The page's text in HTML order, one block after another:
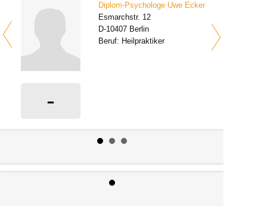
-
Diplom-Psychologe Uwe Ecker
Esmarchstr. 12
D-10407 Berlin
Beruf: Heilpraktiker